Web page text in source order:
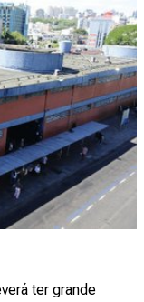
ter grande